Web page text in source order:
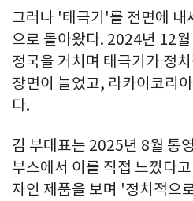
그러나 '태극기'를 전면에 내
으로 돌아왔다. 2024년 12
정국을 거치며 태극기가 정
장면이 늘었고, 라카이코리
다.
김 부대표는 2025년 8월 통
부스에서 이를 직접 느꼈다
자인 제품을 보며 '정치적으